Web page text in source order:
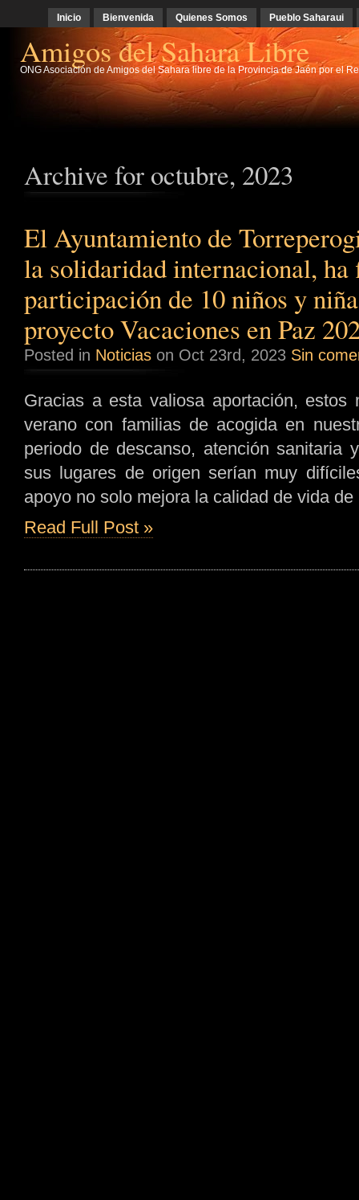
Inicio Bienvenida Quienes Somos Pueblo Saharaui
Amigos del Sahara Libre
ONG Asociación de Amigos del Sahara libre de la Provincia de Jaén por el
Archive for octubre, 2023
El Ayuntamiento de
la solidaridad internacional, ha
participación de 10 niños y
proyecto Vacaciones en Paz
Posted in Noticias on Oct 23rd, 2023 Sin
Gracias a esta valiosa aportación, estos
verano con familias de acogida en
periodo de descanso, atención sanitaria
sus lugares de origen serían muy
apoyo no solo mejora la calidad de vida
Read Full Post »